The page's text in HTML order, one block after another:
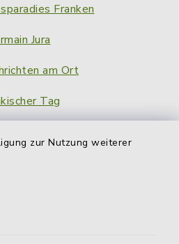
zur Nutzung weiterer
Franken
Jura
am Ort
Tag
Tagblatt